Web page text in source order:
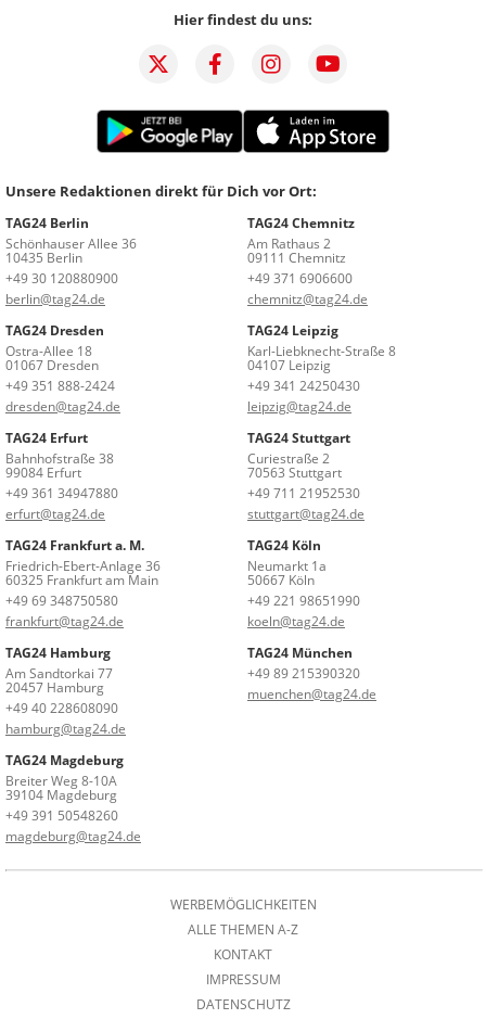
Hier findest du uns:
Unsere Redaktionen direkt für Dich vor Ort:
TAG24 Berlin
Schönhauser Allee 36
10435 Berlin
+49 30 120880900
berlin@tag24.de
TAG24 Chemnitz
Am Rathaus 2
09111 Chemnitz
+49 371 6906600
chemnitz@tag24.de
TAG24 Dresden
Ostra-Allee 18
01067 Dresden
+49 351 888-2424
dresden@tag24.de
TAG24 Leipzig
Karl-Liebknecht-Straße 8
04107 Leipzig
+49 341 24250430
leipzig@tag24.de
TAG24 Erfurt
Bahnhofstraße 38
99084 Erfurt
+49 361 34947880
erfurt@tag24.de
TAG24 Stuttgart
Curiestraße 2
70563 Stuttgart
+49 711 21952530
stuttgart@tag24.de
TAG24 Frankfurt a. M.
Friedrich-Ebert-Anlage 36
60325 Frankfurt am Main
+49 69 348750580
frankfurt@tag24.de
TAG24 Köln
Neumarkt 1a
50667 Köln
+49 221 98651990
koeln@tag24.de
TAG24 Hamburg
Am Sandtorkai 77
20457 Hamburg
+49 40 228608090
hamburg@tag24.de
TAG24 München
+49 89 215390320
muenchen@tag24.de
TAG24 Magdeburg
Breiter Weg 8-10A
39104 Magdeburg
+49 391 50548260
magdeburg@tag24.de
WERBEMÖGLICHKEITEN
ALLE THEMEN A-Z
KONTAKT
IMPRESSUM
DATENSCHUTZ